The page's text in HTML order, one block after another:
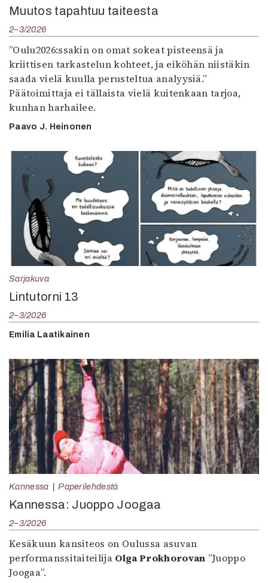
Muutos tapahtuu taiteesta
2–3/2026
”Oulu2026:ssakin on omat sokeat pisteensä ja
kriittisen tarkastelun kohteet, ja eiköhän niistäkin
saada vielä kuulla perusteltua analyysiä.”
Päätoimittaja ei tällaista vielä kuitenkaan tarjoa,
kunhan harhailee.
Paavo J. Heinonen
Sarjakuva
Lintutorni 13
2–3/2026
Emilia Laatikainen
Kannessa Paperilehdestä
Kannessa: Juoppo Joogaa
2–3/2026
Kesäkuun kansiteos on Oulussa asuvan
performanssitaiteilija Olga Prokhorovan ”Juoppo
Joogaa”.